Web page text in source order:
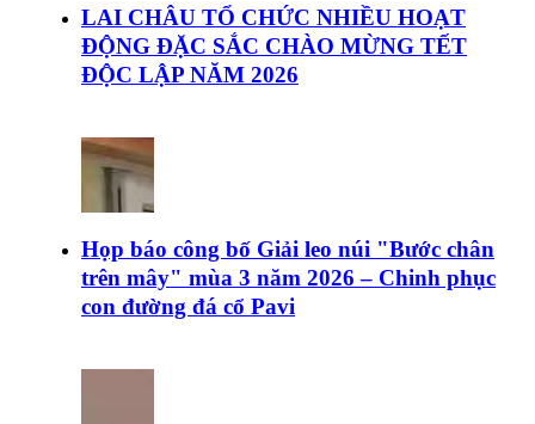
LAI CHÂU TỔ CHỨC NHIỀU HOẠT
ĐỘNG ĐẶC SẮC CHÀO MỪNG TẾT
ĐỘC LẬP NĂM 2026
Họp báo công bố Giải leo núi "Bước chân
trên mây" mùa 3 năm 2026 – Chinh phục
con đường đá cổ Pavi